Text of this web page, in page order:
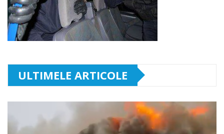
ULTIMELE ARTICOLE